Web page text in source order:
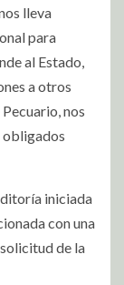
lleva
para
al Estado,
a otros
nos
obligados
iniciada
con una
de la